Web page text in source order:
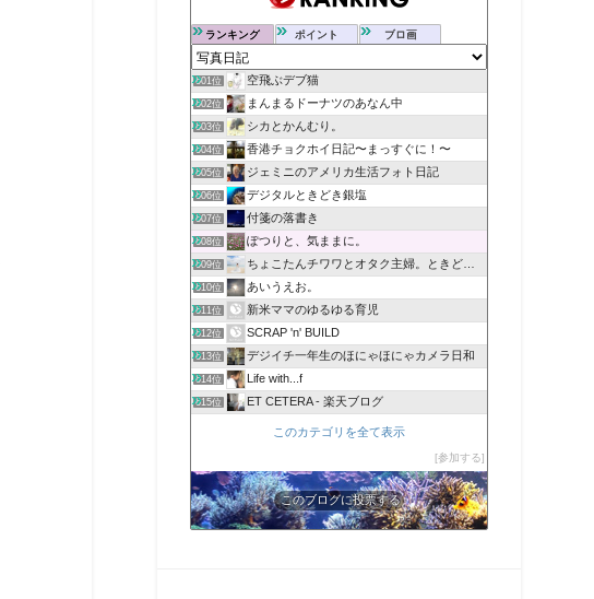
ランキング ポイント ブロ画
601位 空飛ぶデブ猫
602位 まんまるドーナツのあなん中
603位 シカとかんむり。
604位 香港チョクホイ日記〜まっすぐに！〜
605位 ジェミニのアメリカ生活フォト日記
606位 デジタルときどき銀塩
607位 付箋の落書き
608位 ぽつりと、気ままに。
609位 ちょこたんチワワとオタク主婦。ときどきネイル
610位 あいうえお。
611位 新米ママのゆるゆる育児
612位 SCRAP 'n' BUILD
613位 デジイチ一年生のほにゃほにゃカメラ日和
614位 Life with...f
615位 ET CETERA - 楽天ブログ
このカテゴリを全て表示
参加する
このブログに投票する